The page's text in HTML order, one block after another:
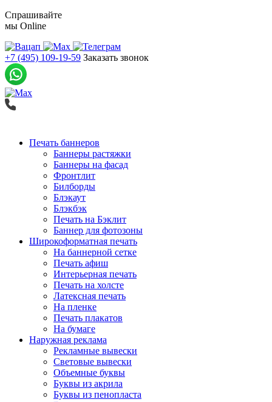
Спрашивайте
мы Online
+7 (495) 109-19-59 Заказать звонок
Печать баннеров
Баннеры растяжки
Баннеры на фасад
Фронтлит
Билборды
Блэкаут
Блэкбэк
Печать на Бэклит
Баннер для фотозоны
Широкоформатная печать
На баннерной сетке
Печать афиш
Интерьерная печать
Печать на холсте
Латексная печать
На пленке
Печать плакатов
На бумаге
Наружная реклама
Рекламные вывески
Световые вывески
Объемные буквы
Буквы из акрила
Буквы из пенопласта